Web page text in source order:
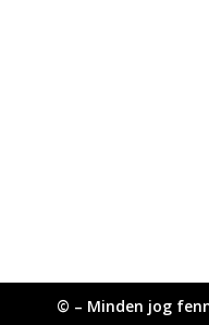
© – Minden jog